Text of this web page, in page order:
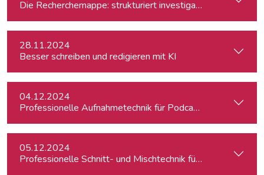
Die Recherchemappe: strukturiert investigativ arbeiten,
28.11.2024
Besser schreiben und redigieren mit KI
04.12.2024
Professionelle Aufnahmetechnik für Podcasts
05.12.2024
Professionelle Schnitt- und Mischtechnik für Podcasts